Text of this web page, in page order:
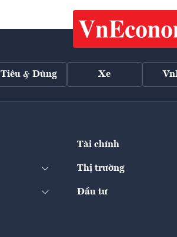
Tiêu & Dùng Xe
Tài chính
Thị trường
Đầu tư